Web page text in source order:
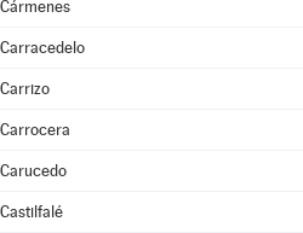
Cármenes
Carracedelo
Carrizo
Carrocera
Carucedo
Castilfalé